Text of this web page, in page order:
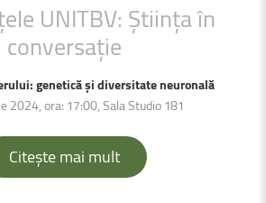
UNITBV: Științaîn
conversație
genetică și diversitate neuronală
2024, ora: 17:00, Sala Studio 181
Citește mai mult